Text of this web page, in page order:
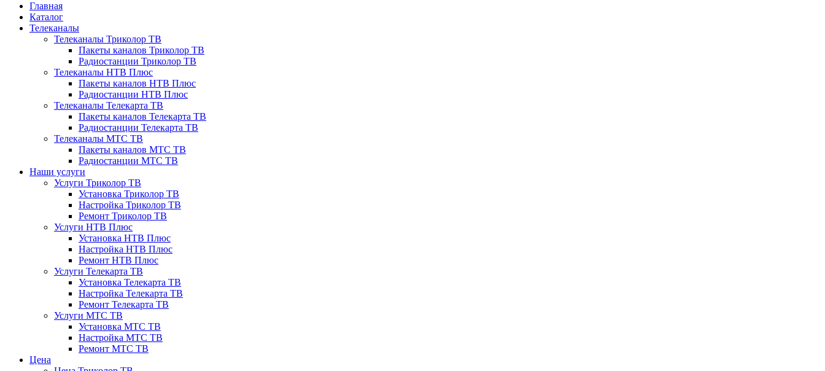
Главная
Каталог
Телеканалы
Телеканалы Триколор ТВ
Пакеты каналов Триколор ТВ
Радиостанции Триколор ТВ
Телеканалы НТВ Плюс
Пакеты каналов НТВ Плюс
Радиостанции НТВ Плюс
Телеканалы Телекарта ТВ
Пакеты каналов Телекарта ТВ
Радиостанции Телекарта ТВ
Телеканалы МТС ТВ
Пакеты каналов МТС ТВ
Радиостанции МТС ТВ
Наши услуги
Услуги Триколор ТВ
Установка Триколор ТВ
Настройка Триколор ТВ
Ремонт Триколор ТВ
Услуги НТВ Плюс
Установка НТВ Плюс
Настройка НТВ Плюс
Ремонт НТВ Плюс
Услуги Телекарта ТВ
Установка Телекарта ТВ
Настройка Телекарта ТВ
Ремонт Телекарта ТВ
Услуги МТС ТВ
Установка МТС ТВ
Настройка МТС ТВ
Ремонт МТС ТВ
Цена